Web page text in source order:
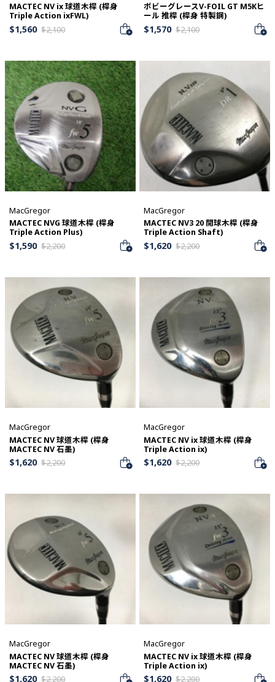
MACTEC NV ix 球道木桿 (桿身
Triple Action ixFWL)
$1,560 $2,100
ボビーグレースV-FOIL GT M5Kヒ
ール 推桿 (桿身 特製鋼)
$1,570 $2,100
MacGregor
MACTEC NVG 球道木桿 (桿身
Triple Action Plus)
$1,590 $2,200
MacGregor
MACTEC NV3 20 開球木桿 (桿身
Triple Action Shaft)
$1,620 $2,200
MacGregor
MACTEC NV 球道木桿 (桿身
MACTEC NV 石墨)
$1,620 $2,200
MacGregor
MACTEC NV ix 球道木桿 (桿身
Triple Action ix)
$1,620 $2,200
MacGregor
MACTEC NV 球道木桿 (桿身
MACTEC NV 石墨)
$1,620 $2,200
MacGregor
MACTEC NV ix 球道木桿 (桿身
Triple Action ix)
$1,620 $2,200